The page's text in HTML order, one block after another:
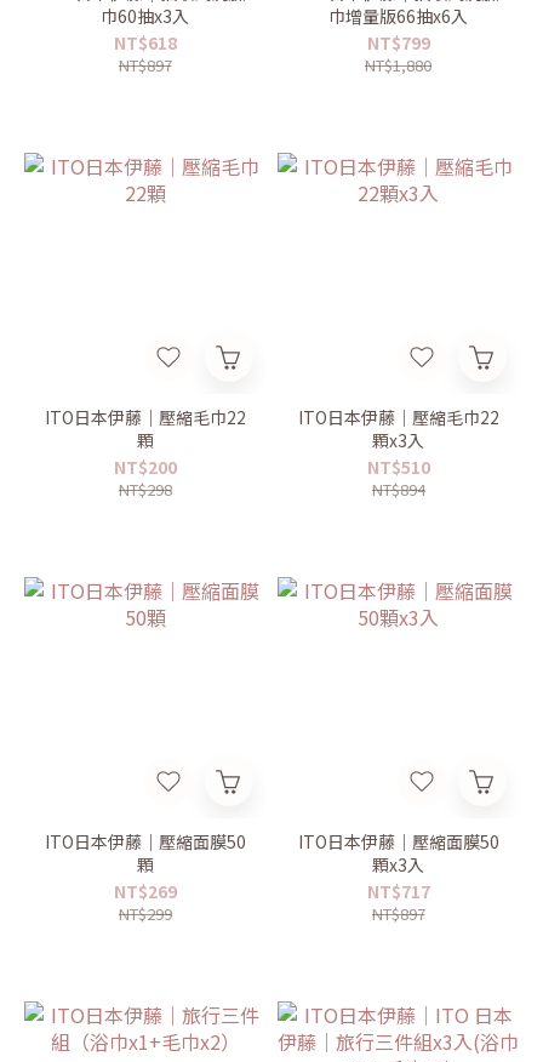
巾60抽x3入
NT$618
NT$897
巾增量版66抽x6入
NT$799
NT$1,880
ITO日本伊藤｜壓縮毛巾22
顆
NT$200
NT$298
ITO日本伊藤｜壓縮毛巾22
顆x3入
NT$510
NT$894
ITO日本伊藤｜壓縮面膜50
顆
NT$269
NT$299
ITO日本伊藤｜壓縮面膜50
顆x3入
NT$717
NT$897